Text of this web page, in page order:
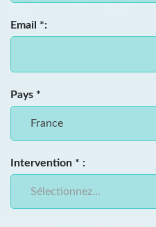
Email *:
Pays *
France
Intervention * :
Sélectionnez...